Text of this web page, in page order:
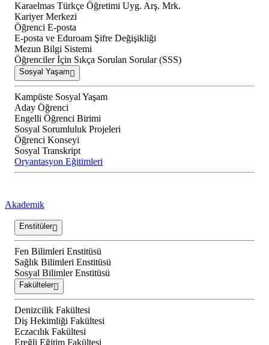
Karaelmas Türkçe Öğretimi Uyg. Arş. Mrk.
Kariyer Merkezi
Öğrenci E-posta
E-posta ve Eduroam Şifre Değişikliği
Mezun Bilgi Sistemi
Öğrenciler İçin Sıkça Sorulan Sorular (SSS)
Sosyal Yaşam
Kampüste Sosyal Yaşam
Aday Öğrenci
Engelli Öğrenci Birimi
Sosyal Sorumluluk Projeleri
Öğrenci Konseyi
Sosyal Transkript
Oryantasyon Eğitimleri
Akademik
Enstitüler
Fen Bilimleri Enstitüsü
Sağlık Bilimleri Enstitüsü
Sosyal Bilimler Enstitüsü
Fakülteler
Denizcilik Fakültesi
Diş Hekimliği Fakültesi
Eczacılık Fakültesi
Ereğli Eğitim Fakültesi